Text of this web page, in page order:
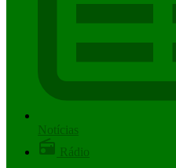
Notícias
Rádio